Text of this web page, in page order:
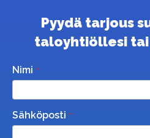
Pyydä tarjous
taloyhtiöllesi
Nimi
Sähköposti